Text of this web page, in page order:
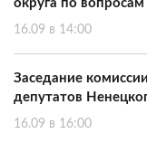
округа по
16.09 в 14:00
Заседание
депутатов
16.09 в 16:00